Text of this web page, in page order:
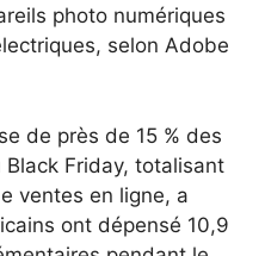
photo numériques
selon Adobe
de près de 15 % des
Friday, totalisant
ventes en ligne, a
ont dépensé 10,9